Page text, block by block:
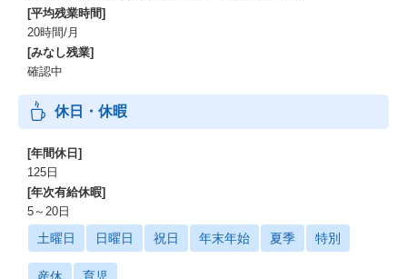
[平均残業時間]
20時間/月
[みなし残業]
確認中
休日・休暇
[年間休日]
125日
[年次有給休暇]
5～20日
土曜日 日曜日 祝日 年末年始 夏季 特別